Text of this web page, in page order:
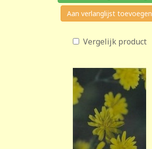
Aan verlanglijst toevoegen
Vergelijk product